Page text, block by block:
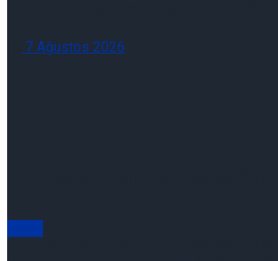
7 Ağustos 2026